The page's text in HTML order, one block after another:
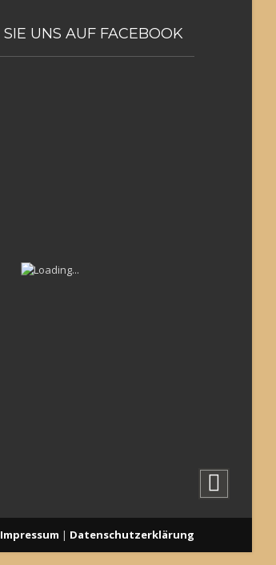
SIE UNS AUF FACEBOOK
Impressum | Datenschutzerklärung